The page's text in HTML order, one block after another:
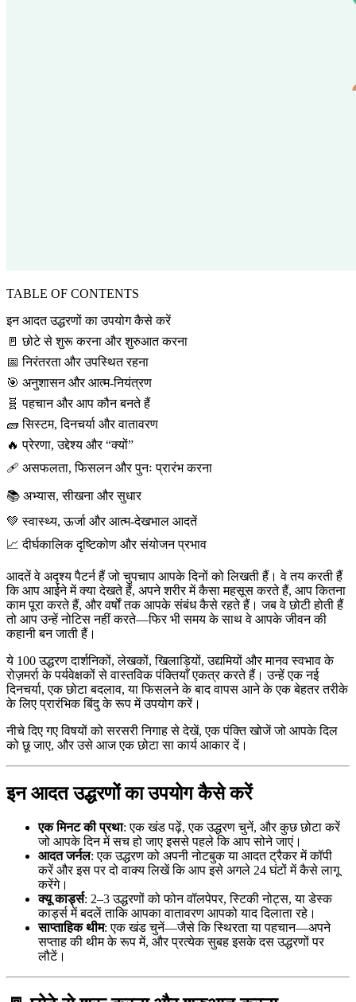
TABLE OF CONTENTS
इन आदत उद्धरणों का उपयोग कैसे करें
🚪 छोटे से शुरू करना और शुरुआत करना
📅 निरंतरता और उपस्थित रहना
🎯 अनुशासन और आत्म-नियंत्रण
🧬 पहचान और आप कौन बनते हैं
🧱 सिस्टम, दिनचर्या और वातावरण
🔥 प्रेरणा, उद्देश्य और “क्यों”
🩹 असफलता, फिसलन और पुनः प्रारंभ करना
📚 अभ्यास, सीखना और सुधार
💚 स्वास्थ्य, ऊर्जा और आत्म-देखभाल आदतें
📈 दीर्घकालिक दृष्टिकोण और संयोजन प्रभाव
आदतें वे अदृश्य पैटर्न हैं जो चुपचाप आपके दिनों को लिखती हैं। वे तय करती हैं
कि आप आईने में क्या देखते हैं, अपने शरीर में कैसा महसूस करते हैं, आप कितना
काम पूरा करते हैं, और वर्षों तक आपके संबंध कैसे रहते हैं। जब वे छोटी होती हैं
तो आप उन्हें नोटिस नहीं करते—फिर भी समय के साथ वे आपके जीवन की
कहानी बन जाती हैं।
ये 100 उद्धरण दार्शनिकों, लेखकों, खिलाड़ियों, उद्यमियों और मानव स्वभाव के
रोज़मर्रा के पर्यवेक्षकों से वास्तविक पंक्तियाँ एकत्र करते हैं। उन्हें एक नई
दिनचर्या, एक छोटा बदलाव, या फिसलने के बाद वापस आने के एक बेहतर तरीके
के लिए प्रारंभिक बिंदु के रूप में उपयोग करें।
नीचे दिए गए विषयों को सरसरी निगाह से देखें, एक पंक्ति खोजें जो आपके दिल
को छू जाए, और उसे आज एक छोटा सा कार्य आकार दें।
इन आदत उद्धरणों का उपयोग कैसे करें
एक मिनट की प्रथा: एक खंड पढ़ें, एक उद्धरण चुनें, और कुछ छोटा करें
जो आपके दिन में सच हो जाए इससे पहले कि आप सोने जाएं।
आदत जर्नल: एक उद्धरण को अपनी नोटबुक या आदत ट्रैकर में कॉपी
करें और इस पर दो वाक्य लिखें कि आप इसे अगले 24 घंटों में कैसे लागू
करेंगे।
क्यू कार्ड्स: 2–3 उद्धरणों को फोन वॉलपेपर, स्टिकी नोट्स, या डेस्क
कार्ड्स में बदलें ताकि आपका वातावरण आपको याद दिलाता रहे।
साप्ताहिक थीम: एक खंड चुनें—जैसे कि स्थिरता या पहचान—अपने
सप्ताह की थीम के रूप में, और प्रत्येक सुबह इसके दस उद्धरणों पर
लौटें।